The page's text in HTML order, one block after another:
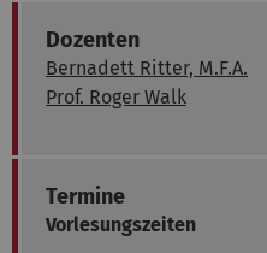
Dozenten
Bernadett Ritter, M.F.A.
Prof. Roger Walk
Termine
Vorlesungszeiten